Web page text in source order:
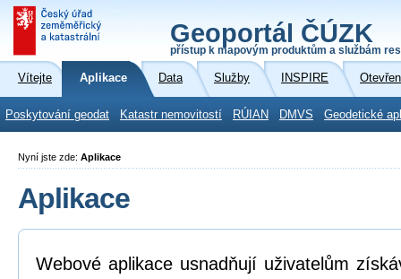
Geoportál ČÚZK
přístup k mapovým produktům a službám
Vítejte Aplikace Data Služby INSPIRE
Poskytování geodat Katastr nemovitostí RÚIAN DMVS Geodetické
Nyní jste zde: Aplikace
Aplikace
Webové aplikace usnadňují uživatelům